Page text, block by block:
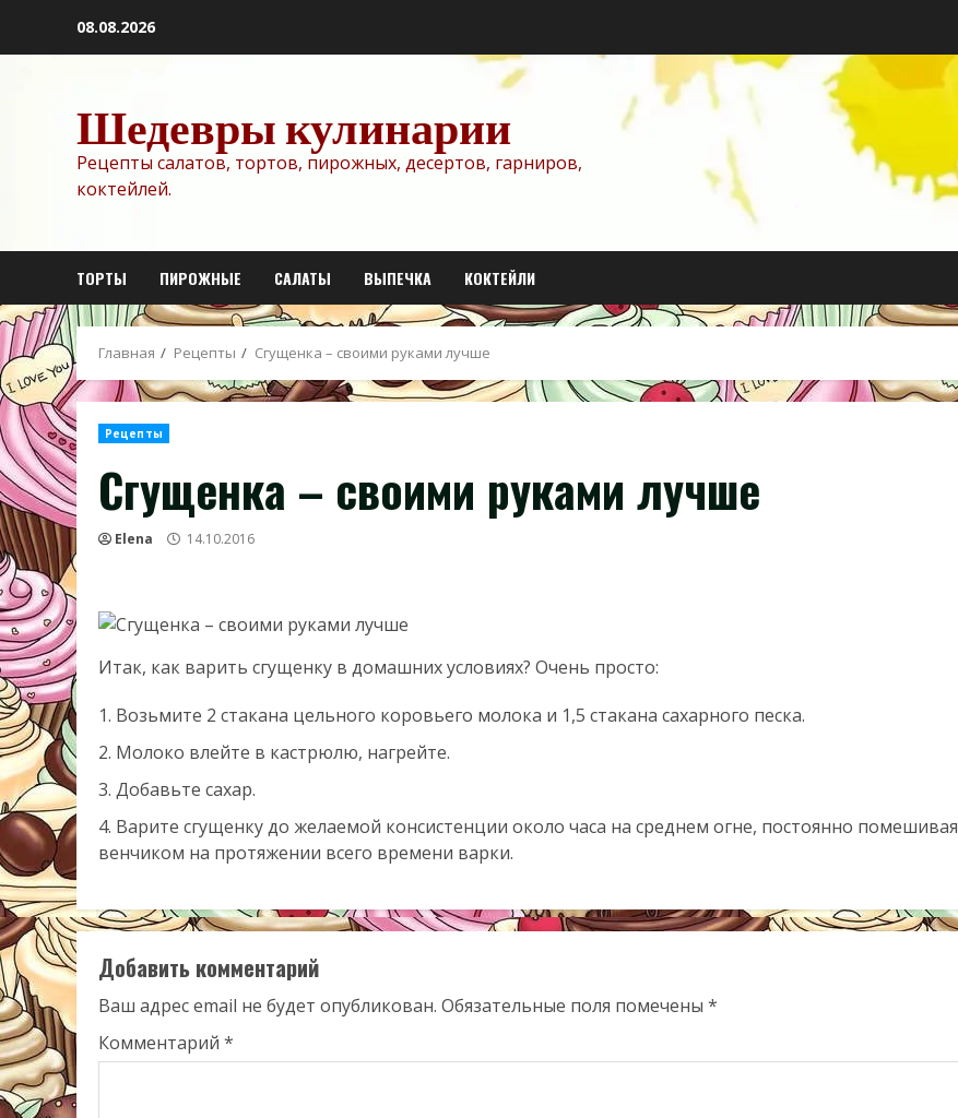
08.08.2026
Шедевры кулинарии
Рецепты салатов, тортов, пирожных, десертов, гарниров,
коктейлей.
ТОРТЫ ПИРОЖНЫЕ САЛАТЫ ВЫПЕЧКА КОКТЕЙЛИ
Главная Рецепты Сгущенка – своими руками лучше
Рецепты
Сгущенка – своими руками лучше
Elena 14.10.2016
Итак, как варить сгущенку в домашних условиях? Очень просто:
Возьмите 2 стакана цельного коровьего молока и 1,5 стакана сахарного песка.
Молоко влейте в кастрюлю, нагрейте.
Добавьте сахар.
Варите сгущенку до желаемой консистенции около часа на среднем огне, постоянно помешивая
венчиком на протяжении всего времени варки.
Добавить комментарий
Ваш адрес email не будет опубликован. Обязательные поля помечены *
Комментарий *